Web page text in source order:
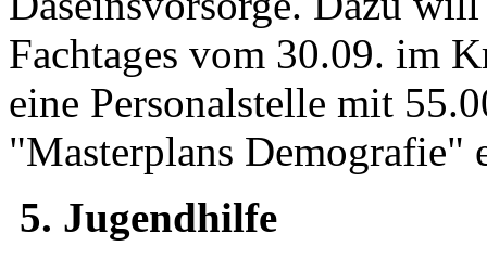
Fachtages vom 30.09. im
eine Personalstelle mit
"Masterplans Demografie"
5. Jugendhilfe